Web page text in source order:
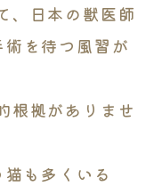
、日本の獣医師
を待つ風習が
根拠がありませ
も多くいる